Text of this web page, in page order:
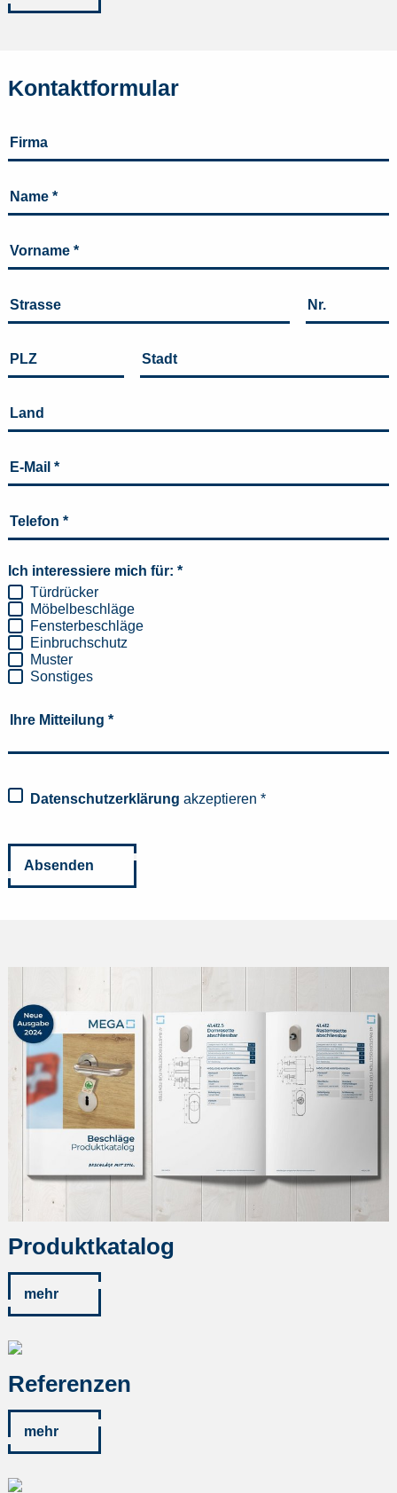
Kontaktformular
Firma
Name *
Vorname *
Strasse Nr.
PLZ Stadt
Land
E-Mail *
Telefon *
Türdrücker
Möbelbeschläge
Fensterbeschläge
Einbruchschutz
Muster
Sonstiges
Ich interessiere mich für: *
Ihre Mitteilung *
Datenschutzerklärung akzeptieren *
Absenden
Produktkatalog
mehr
Referenzen
mehr